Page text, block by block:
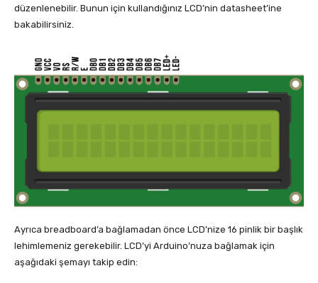
düzenlenebilir. Bunun için kullandığınız LCD’nin datasheet’ine
bakabilirsiniz.
Ayrıca breadboard’a bağlamadan önce LCD’nize 16 pinlik bir başlık
lehimlemeniz gerekebilir. LCD’yi Arduino’nuza bağlamak için
aşağıdaki şemayı takip edin: